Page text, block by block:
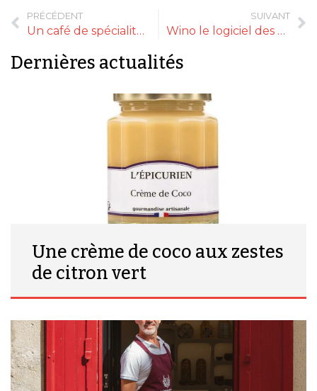
PRÉCÉDENT
Un café de spécialité décaféiné
SUIVANT
Wino le logiciel des épiciers
Dernières actualités
Une crème de coco aux zestes
de citron vert